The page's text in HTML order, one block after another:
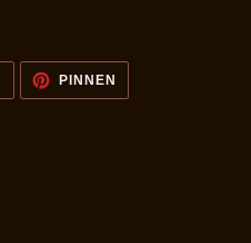
AUF
TWITTER
TWITTERN
PINNEN
PINNEN